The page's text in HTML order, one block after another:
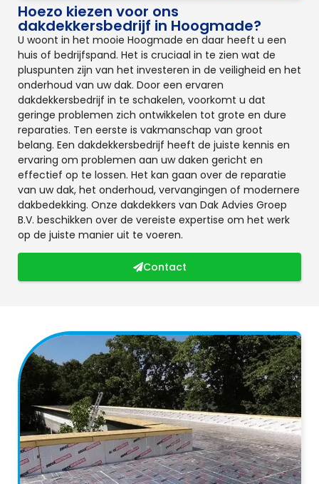
Hoezo kiezen voor ons
dakdekkersbedrijf in Hoogmade?
U woont in het mooie Hoogmade en daar heeft u een
huis of bedrijfspand. Het is cruciaal in te zien wat de
pluspunten zijn van het investeren in de veiligheid en het
onderhoud van uw dak. Door een ervaren
dakdekkersbedrijf in te schakelen, voorkomt u dat
geringe problemen zich ontwikkelen tot grote en dure
reparaties. Ten eerste is vakmanschap van groot
belang. Een dakdekkersbedrijf heeft de juiste kennis en
ervaring om problemen aan uw daken gericht en
effectief op te lossen. Het kan gaan over de reparatie
van uw dak, het onderhoud, vervangingen of modernere
dakbedekking. Onze dakdekkers van Dak Advies Groep
B.V. beschikken over de vereiste expertise om het werk
op de juiste manier uit te voeren.
Contact